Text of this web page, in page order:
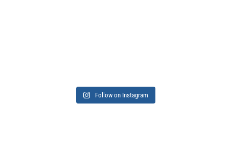
Follow on Instagram